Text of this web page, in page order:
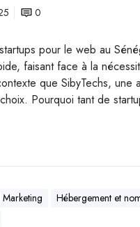
0
pour le web au
faisant face à la
que SibyTechs, une
Pourquoi tant de
Marketing Hébergement et